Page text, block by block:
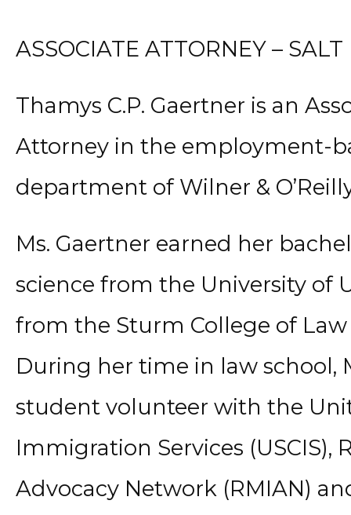
ASSOCIATE ATTORNEY –
Thamys C.P. Gaertner is an
Attorney in the employment-
department of Wilner &
Ms. Gaertner earned her
science from the University of
from the Sturm College of
During her time in law school,
student volunteer with the
Immigration Services
Advocacy Network (RMIAN)